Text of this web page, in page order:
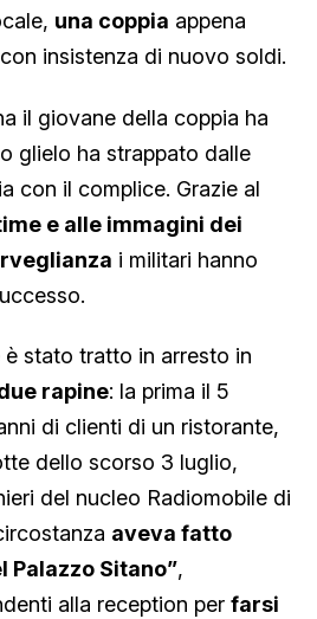
una coppia appena
insistenza di nuovo soldi.
il giovane della coppia ha
glielo ha strappato dalle
con il complice. Grazie al
e alle immagini dei
i militari hanno
è stato tratto in arresto in
rapine: la prima il 5
di clienti di un ristorante,
dello scorso 3 luglio,
del nucleo Radiomobile di
aveva fatto
Palazzo Sitano”,
alla reception per farsi